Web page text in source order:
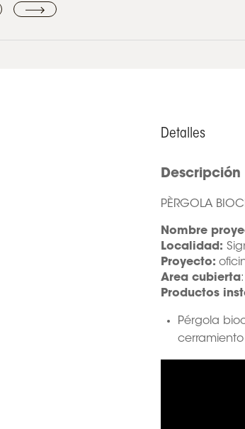
Detalles
PÈRGOLA
Nombre
Localidad:
Proyecto:
Area cubierta
Productos
Pérgola